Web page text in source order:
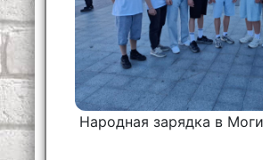
Народная зарядка в